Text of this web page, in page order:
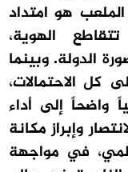
هو امتداد
الهوية،
الدولة. وبينما
كل الاحتمالات،
واضحاً إلى أداء
وإبراز مكانة
في مواجهة